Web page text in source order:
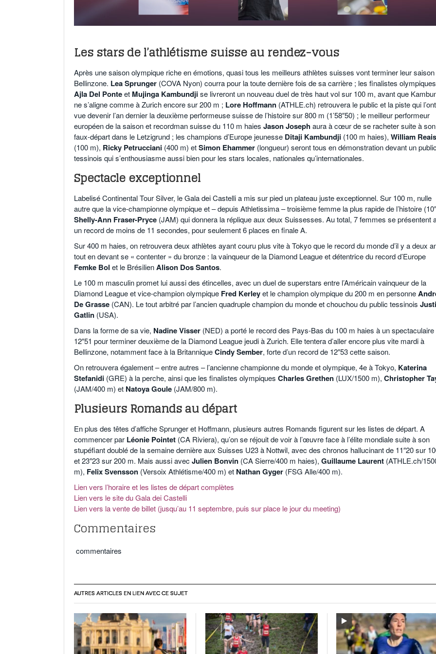
Les stars de l’athlétisme suisse au rendez-vous
Après une saison olympique riche en émotions, quasi tous les meilleurs athlètes suisses vont terminer leur
Bellinzone. Lea Sprunger (COVA Nyon) courra pour la toute dernière fois de sa carrière ; les finalistes olympiques
Ajla Del Ponteet Mujinga Kambundjise livreront un nouveau duel de très haut vol sur 100 m, avant que
ne s’aligne comme à Zurich encore sur 200 m ; Lore Hoffmann (ATHLE.ch) retrouvera le public et la piste qui l’ont
vue devenir l’an dernier la deuxième performeuse suisse de l’histoire sur 800 m (1’58″50) ; le meilleur performeur
européen de la saison et recordman suisse du 110 m haies Jason Josephaura à cœur de se racheter suite à son
faux-départ dans le Letzigrund ; les champions d’Europe jeunesse Ditaji Kambundji (100 m haies), William Reais
(100 m), Ricky Petrucciani (400 m) etSimon Ehammer (longueur) seront tous en démonstration devant un public
tessinois qui s’enthousiasme aussi bien pour les stars locales, nationales qu’internationales.
Spectacle exceptionnel
Labelisé Continental Tour Silver, le Gala dei Castelli a mis sur pied un plateau juste exceptionnel. Sur 100 m, nulle
autre que la vice-championne olympique et – depuis Athletissima – troisième femme la plus rapide de l’histoire
Shelly-Ann Fraser-Pryce (JAM) qui donnera la réplique aux deux Suissesses. Au total, 7 femmes se présentent
un record de moins de 11 secondes, pour seulement 6 places en finale A.
Sur 400 m haies, on retrouvera deux athlètes ayant couru plus vite à Tokyo que le record du monde d’il y a deux
tout en devant se « contenter » du bronze : la vainqueur de la Diamond League et détentrice du record d’Europe
Femke Bol et le BrésilienAlison Dos Santos.
Le 100 m masculin promet lui aussi des étincelles, avec un duel de superstars entre l’Américain vainqueur de la
Diamond League et vice-champion olympique Fred Kerleyet le champion olympique du 200 m en personne
De Grasse (CAN). Le tout arbitré par l’ancien quadruple champion du monde et chouchou du public tessinois
Gatlin (USA).
Dans la forme de sa vie, Nadine Visser (NED) a porté le record des Pays-Bas du 100 m haies à un spectaculaire
12″51 pour terminer deuxième de la Diamond League jeudi à Zurich. Elle tentera d’aller encore plus vite mardi à
Bellinzone, notamment face à la BritanniqueCindy Sember, forte d’un record de 12″53 cette saison.
On retrouvera également – entre autres – l’ancienne championne du monde et olympique, 4e à Tokyo, Katerina
Stefanidi (GRE) à la perche, ainsi que les finalistes olympiques Charles Grethen (LUX/1500 m), Christopher
(JAM/400 m) et Natoya Goule (JAM/800 m).
Plusieurs Romands au départ
En plus des têtes d’affiche Sprunger et Hoffmann, plusieurs autres Romands figurent sur les listes de départ. A
commencer par Léonie Pointet (CA Riviera), qu’on se réjouit de voir à l’œuvre face à l’élite mondiale suite à son
stupéfiant doublé de la semaine dernière aux Suisses U23 à Nottwil, avec des chronos hallucinant de 11″20 sur
et 23″23 sur 200 m. Mais aussi avec Julien Bonvin (CA Sierre/400 m haies), Guillaume Laurent (ATHLE.ch/
m), Felix Svensson (Versoix Athlétisme/400 m) et Nathan Gyger (FSG Alle/400 m).
Lien vers l’horaire et les listes de départ complètes
Lien vers le site du Gala dei Castelli
Lien vers la vente de billet (jusqu’au 11 septembre, puis sur place le jour du meeting)
Commentaires
commentaires
AUTRES ARTICLES EN LIEN AVEC CE SUJET